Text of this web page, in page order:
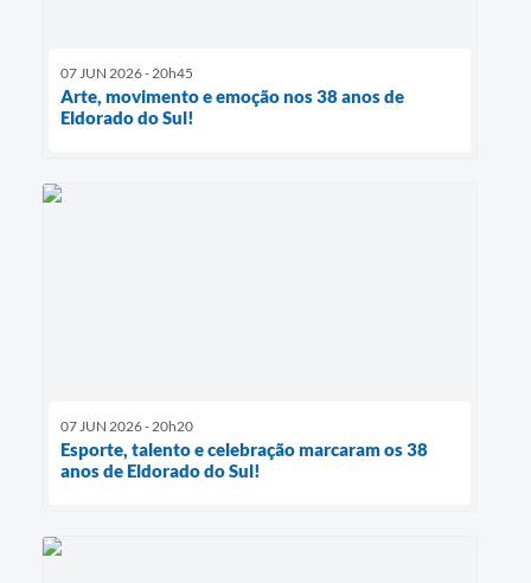
07 JUN 2026 - 20h45
Arte, movimento e emoção nos 38 anos de
Eldorado do Sul!
07 JUN 2026 - 20h20
Esporte, talento e celebração marcaram os 38
anos de Eldorado do Sul!